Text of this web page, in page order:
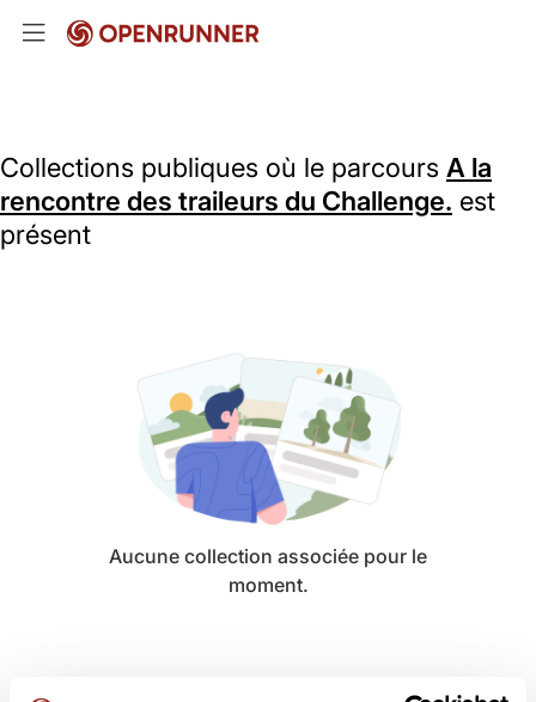
Collections publiques où le parcours A la
rencontre des traileurs du Challenge. est
présent
Aucune collection associée pour le
moment.